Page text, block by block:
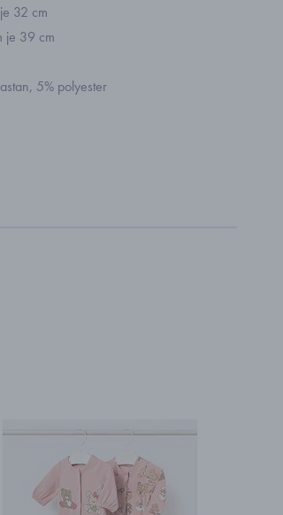
32 cm
je 39 cm
5% polyester